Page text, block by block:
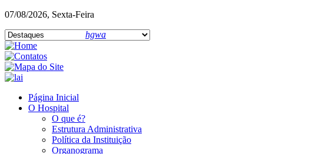
07/08/2026, Sexta-Feira
hgwa
Página Inicial
O Hospital
O que é?
Estrutura Administrativa
Política da Instituição
Organograma